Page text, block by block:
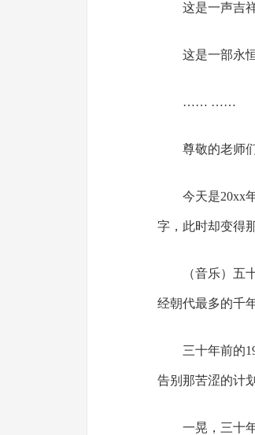
这是一声吉
这是一部永
…… ……
尊敬的老师
今天是20xx
字，此时却变得
（音乐）
经朝代最多的千
三十年前的
告别那苦涩的计
一晃，三十